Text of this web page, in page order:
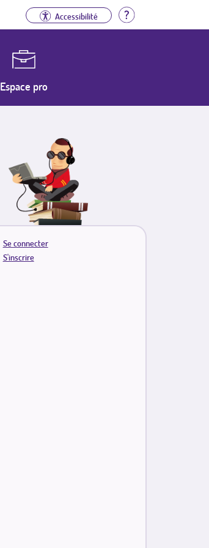
Accessibilité Aide
Espace pro
Se connecter
S'inscrire